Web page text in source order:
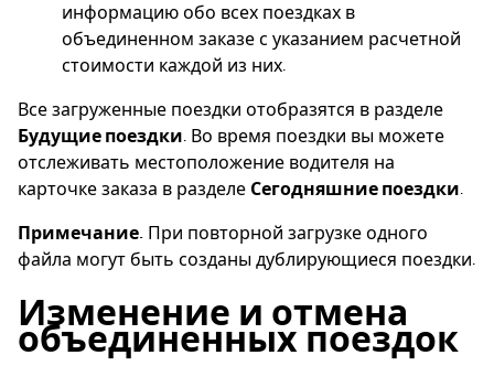
информацию обо всех поездках в
объединенном заказе с указанием расчетной
стоимости каждой из них.
Все загруженные поездки отобразятся в разделе
Будущие поездки. Во время поездки вы можете
отслеживать местоположение водителя на
карточке заказа в разделе Сегодняшние поездки.
Примечание. При повторной загрузке одного
файла могут быть созданы дублирующиеся поездки.
Изменение и отмена
объединенных поездок